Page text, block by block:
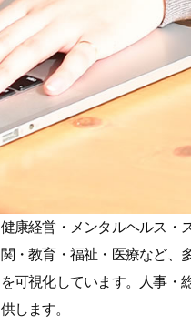
健康経営・メンタルヘルス・
関・教育・福祉・医療など、
を可視化しています。人事・
供します。